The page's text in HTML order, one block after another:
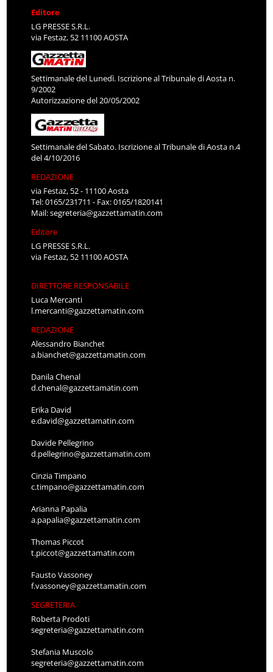
Editore
LG PRESSE S.R.L.
via Festaz, 52 11100 AOSTA
Settimanale del Lunedì. Iscrizione al Tribunale di Aosta n.
9/2002
Autorizzazione del 20/05/2002
Settimanale del Sabato. Iscrizione al Tribunale di Aosta n.4
del 4/10/2016
REDAZIONE
via Festaz, 52 - 11100 Aosta
Tel: 0165/231711 - Fax: 0165/1820141
Mail:segreteria@gazzettamatin.com
Editore
LG PRESSE S.R.L.
via Festaz, 52 11100 AOSTA
DIRETTORE RESPONSABILE
Luca Mercanti
l.mercanti@gazzettamatin.com
REDAZIONE
Alessandro Bianchet
a.bianchet@gazzettamatin.com
Danila Chenal
d.chenal@gazzettamatin.com
Erika David
e.david@gazzettamatin.com
Davide Pellegrino
d.pellegrino@gazzettamatin.com
Cinzia Timpano
c.timpano@gazzettamatin.com
Arianna Papalia
a.papalia@gazzettamatin.com
Thomas Piccot
t.piccot@gazzettamatin.com
Fausto Vassoney
f.vassoney@gazzettamatin.com
SEGRETERIA
Roberta Prodoti
segreteria@gazzettamatin.com
Stefania Muscolo
segreteria@gazzettamatin.com